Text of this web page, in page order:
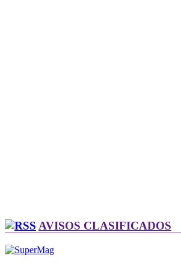
AVISOS CLASIFICADOS